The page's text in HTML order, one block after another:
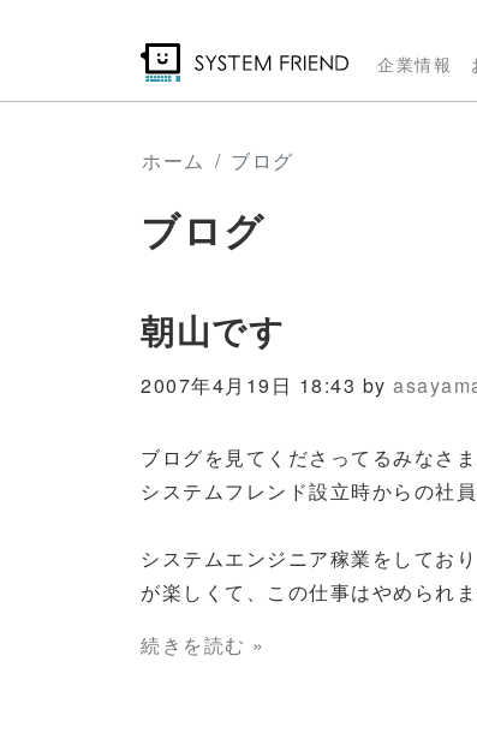
企業情報
ホーム ブログ
ブログ
朝山です
2007年4月19日 18:43 by
ブログを見てくださってるみなさ
システムフレンド設立時からの社
システムエンジニア稼業をしてお
が楽しくて、この仕事はやめられ
続きを読む »